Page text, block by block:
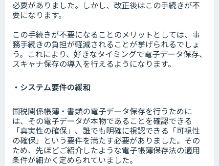
必要がありました。しかし、改正後はこの手続きが不
要になります。
この手続きが不要になることのメリットとしては、事
務手続きの負担が軽減されることが挙げられるでしょ
う。これにより、好きなタイミングで電子データ保存、
スキャナ保存の導入を行えるようになります。
・システム要件の緩和
国税関係帳簿・書類の電子データ保存を行うために
は、その電子データが本物であることを確認できる
「真実性の確保」、誰でも明確に視認できる「可視性
の確保」という要件を満たす必要がありました。その
ため、先ほどご紹介したような電子帳簿保存法の適用
条件が細かく定められていました。